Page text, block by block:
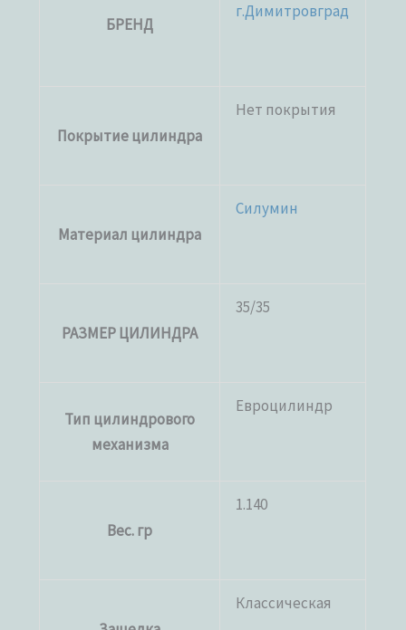
БРЕНД
г.Димитровград
Покрытие цилиндра
Нет покрытия
Материал цилиндра
Силумин
РАЗМЕР ЦИЛИНДРА
35/35
Тип цилиндрового
механизма
Евроцилиндр
Вес. гр
1.140
Классическая